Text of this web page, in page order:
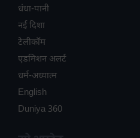
धंधा-पानी
नई दिशा
टेलीकॉम
ए​डमिशन अलर्ट
धर्म-अध्यात्म
English
Duniya 360